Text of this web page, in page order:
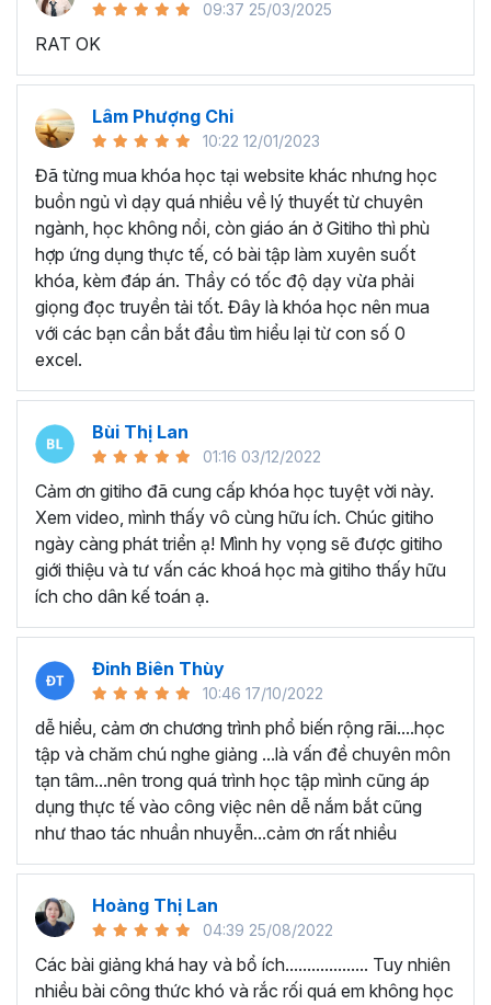
sử dụng Excel sẽ tốn nhiều thời gian, công sức để xử lý
công việc. Hơn nữa, chúng ta cũng không biết những thứ
mình đang thực hiện đúng hay không.
Hiện nay 100% các doanh nghiệp tại Việt Nam
cần tới kỹ năng Excel khi ứng tuyển vào vị trí kế toán, xử
chính... Mỗi cấp độ sẽ có yêu cầu thành thạo Excel xử lý
công việc khác nhau.
Chính vì điều đó Gitiho đã mở khóa học vềThủ thuật
Excel cập nhật hàng tuần - EXG02 với hơn7h+ học
cùng với92 tài liệu đính kèmbạn sẽ nhận được nhiều lợi
ích vô tận như:
Giảng viên là những người có trình độ chuyên môn
cao, kinh nghiệm thực tiễn dày dặn đã và đang đào
VPBank, FPT software, Vietcombank, MIC, Tập
đoàn Thành Công, TH True Milk
thành thạo kỹ năng sử dụng Excel nhanh chóng.
Học nhanh nhưng nhớ lâu bởi luôn có các bài tập
thực hành kèm với lý thuyết.
Các video bài giảng được xây dựng dựa trên các
chủ đề cụ thể, đồng thời chú trọng tối đa đến tính
ứng dụng cao. Đặc biệt, bộ videocác thủ thuật
khác, phù hợp với tất cả mọi đối tượng muốn tỏa
sáng nơi công sở với thủ thuật Excel nâng cao thông
minh và tạo kết quả bất ngờ trong công việc.
Bạn sẽ tự tin xử lý được mọi việc trên các công cụ
Excel một cách chuyên nghiệp giúp đẩy nhân được
tiến độ công việc, nâng cao hiệu suất làm việc lên
tới 5 lần.
Đặc biệt khiđăng ký khóa học EXG02học viên sẽ có cơ
hội nhận ưu đãi sở hữu trọn đời chỉ với
tác đăng ký khá đơn giản, bạn chỉ cần nhấn vào ĐĂNG
KÝ HỌC NGAY khóa học EXG08 trên gitiho.com là xong.
Nếu có bất cứ thắc mắc nào liên quan đến tớikhóa học
09:37 25/03/2025
RAT OK
Lâm Phượng Chi
10:22 12/01/2023
Đã từng mua khóa học tại website khác nhưng học
buồn ngủ vì dạy quá nhiều về lý thuyết từ chuyên
ngành, học không nổi, còn giáo án ở Gitiho thì phù
hợp ứng dụng thực tế, có bài tập làm xuyên suốt
khóa, kèm đáp án. Thầy có tốc độ dạy vừa phải
giọng đọc truyền tải tốt. Đây là khóa học nên mua
với các bạn cần bắt đầu tìm hiểu lại từ con số 0
excel.
Bùi Thị Lan
01:16 03/12/2022
Cảm ơn gitiho đã cung cấp khóa học tuyệt vời này.
Xem video, mình thấy vô cùng hữu ích. Chúc gitiho
ngày càng phát triển ạ! Mình hy vọng sẽ được gitiho
giới thiệu và tư vấn các khoá học mà gitiho thấy hữu
ích cho dân kế toán ạ.
Đinh Biên Thùy
10:46 17/10/2022
dễ hiểu, cảm ơn chương trình phổ biến rộng rãi....học
tập và chăm chú nghe giảng ...là vấn đề chuyên môn
tạn tâm...nên trong quá trình học tập mình cũng áp
dụng thực tế vào công việc nên dễ nắm bắt cũng
như thao tác nhuần nhuyễn...cảm ơn rất nhiều
Hoàng Thị Lan
04:39 25/08/2022
Các bài giảng khá hay và bổ ích................... Tuy nhiên
nhiều bài công thức khó và rắc rối quá em không học